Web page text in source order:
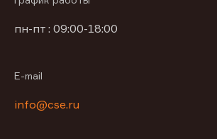
пн-пт : 09:00-18:00
E-mail
info@cse.ru